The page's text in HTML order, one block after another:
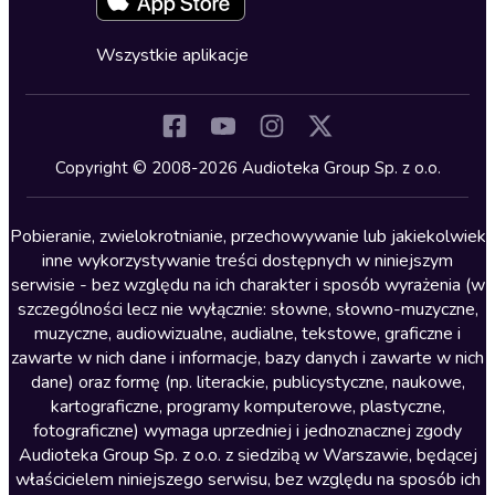
Kryminały
Lektury szkolne
Literatura anglojęzyczna
Literatura faktu
Literatura obyczajowa
Literatura piękna obca
Literatura piękna polska
Nagrania relaksacyjne
Nauka języków
Cykle audiobooków
Wszystkie aplikacje
Copyright © 2008-2026 Audioteka Group Sp. z o.o.
Pobieranie, zwielokrotnianie, przechowywanie lub jakiekolwiek
inne wykorzystywanie treści dostępnych w niniejszym
serwisie - bez względu na ich charakter i sposób wyrażenia (w
szczególności lecz nie wyłącznie: słowne, słowno-muzyczne,
muzyczne, audiowizualne, audialne, tekstowe, graficzne i
zawarte w nich dane i informacje, bazy danych i zawarte w nich
dane) oraz formę (np. literackie, publicystyczne, naukowe,
kartograficzne, programy komputerowe, plastyczne,
fotograficzne) wymaga uprzedniej i jednoznacznej zgody
Audioteka Group Sp. z o.o. z siedzibą w Warszawie, będącej
właścicielem niniejszego serwisu, bez względu na sposób ich